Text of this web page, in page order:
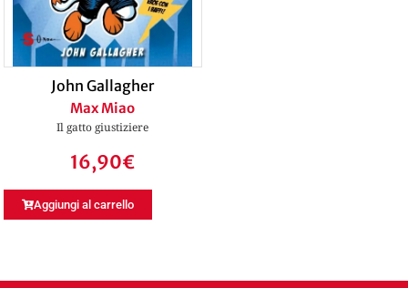
John Gallagher
Max Miao
Il gatto giustiziere
16,90€
Aggiungi al carrello